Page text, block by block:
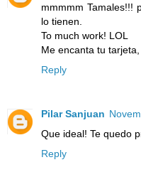
mmmmm Tamales!!!
lo tienen.
To much work! LOL
Me encanta tu
Reply
Pilar Sanjuan
Que ideal! Te quedo
Reply